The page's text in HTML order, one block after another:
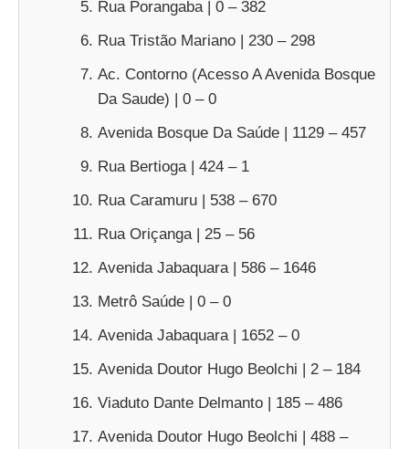
Rua Porangaba | 0 – 382
Rua Tristão Mariano | 230 – 298
Ac. Contorno (Acesso A Avenida Bosque
Da Saude) | 0 – 0
Avenida Bosque Da Saúde | 1129 – 457
Rua Bertioga | 424 – 1
Rua Caramuru | 538 – 670
Rua Oriçanga | 25 – 56
Avenida Jabaquara | 586 – 1646
Metrô Saúde | 0 – 0
Avenida Jabaquara | 1652 – 0
Avenida Doutor Hugo Beolchi | 2 – 184
Viaduto Dante Delmanto | 185 – 486
Avenida Doutor Hugo Beolchi | 488 –